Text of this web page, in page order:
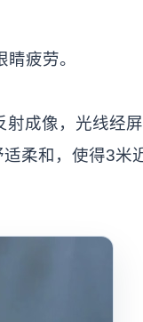
疲劳。
射成像，光线经
柔和，使得3米